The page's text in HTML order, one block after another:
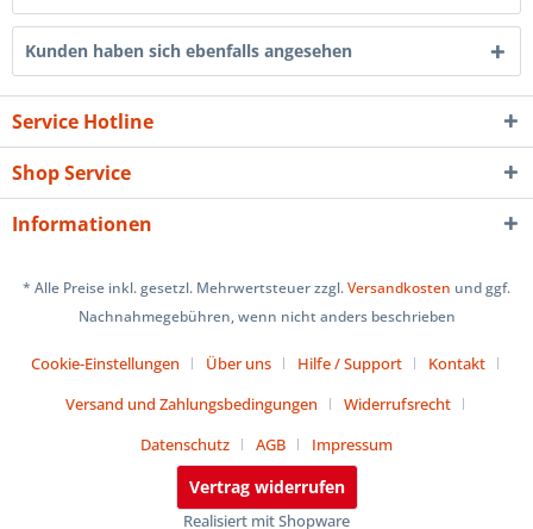
Kunden haben sich ebenfalls angesehen
Service Hotline
Shop Service
Informationen
* Alle Preise inkl. gesetzl. Mehrwertsteuer zzgl.Versandkosten und ggf.
Nachnahmegebühren, wenn nicht anders beschrieben
Cookie-Einstellungen Über uns Hilfe / Support
Kontakt
Versand und Zahlungsbedingungen
Widerrufsrecht
Datenschutz
AGB Impressum
Vertrag widerrufen
Realisiert mit Shopware